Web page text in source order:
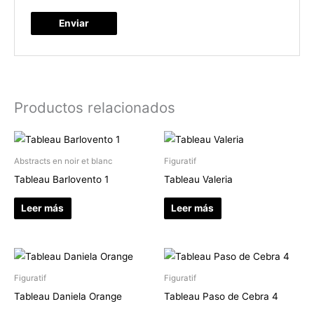
Productos relacionados
Abstracts en noir et blanc
Tableau Barlovento 1
Leer más
Figuratif
Tableau Valeria
Leer más
Figuratif
Tableau Daniela Orange
Figuratif
Tableau Paso de Cebra 4